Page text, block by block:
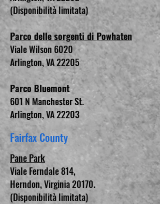
(Disponibilità limitata)
Parco delle sorgenti di Powhaten
Viale Wilson 6020
Arlington, VA 22205
Parco Bluemont
601 N Manchester St.
Arlington, VA 22203
Fairfax County
Pane Park
Viale Ferndale 814,
Herndon, Virginia 20170.
(Disponibilità limitata)